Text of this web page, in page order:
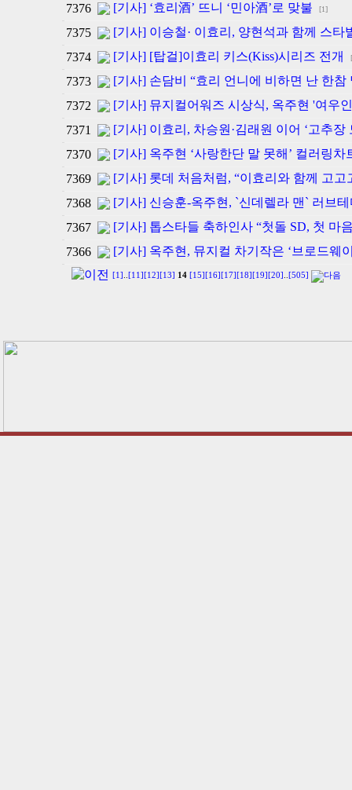
7376 [기사] ‘효리酒’ 뜨니 ‘민아酒’로 맞불 [1]
7375
[기사] 이승철· 이효리, 양현석과 함께 스타
7374
[기사] [탑걸]이효리 키스(Kiss)시리즈 전개
7373
[기사] 손담비 “효리 언니에 비하면 난 한참
7372
[기사] 뮤지컬어워즈 시상식, 옥주현 '여우
7371
[기사] 이효리, 차승원·김래원 이어 ‘고추장
7370
[기사] 옥주현 ‘사랑한단 말 못해’ 컬러링차
7369
[기사] 롯데 처음처럼, “이효리와 함께 고고
7368
[기사] 신승훈-옥주현, `신데렐라 맨` 러브
7367
[기사] 톱스타들 축하인사 “첫돌 SD, 첫 마
7366
[기사] 옥주현, 뮤지컬 차기작은 ‘브로드웨
[1] [11] [12] [13] 14 [15] [16] [17] [18] [19] [20] [505]